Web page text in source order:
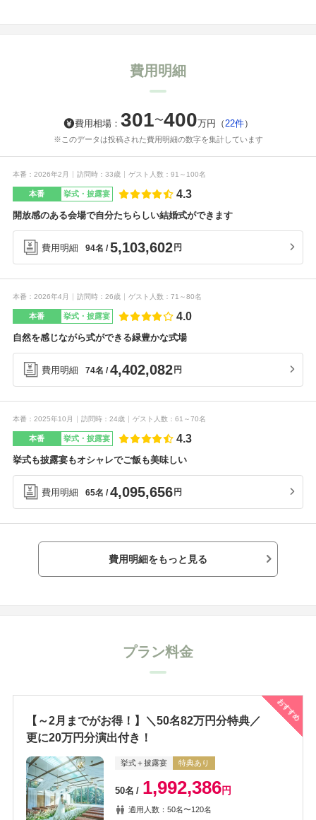
費用明細
費用相場： 301〜400万円 （22件）
※このデータは投稿された費用明細の数字を集計しています
本番 2026年2月 訪問時 33歳 ゲスト人数 91～100名
本番 挙式・披露宴 4.3
開放感のある会場で自分たちらしい結婚式ができます
費用明細 94名 5,103,602 円
本番 2026年4月 訪問時 26歳 ゲスト人数 71～80名
本番 挙式・披露宴 4.0
自然を感じながら式ができる緑豊かな式場
費用明細 74名 4,402,082 円
本番 2025年10月 訪問時 24歳 ゲスト人数 61～70名
本番 挙式・披露宴 4.3
挙式も披露宴もオシャレでご飯も美味しい
費用明細 65名 4,095,656 円
費用明細をもっと見る
プラン料金
おすすめ
【～2月までがお得！】＼50名82万円分特典／
更に20万円分演出付き！
挙式＋披露宴 特典あり
50名 1,992,386円
適用人数：50名〜120名